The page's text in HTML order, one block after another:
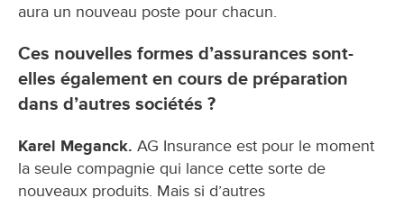
aura un nouveau poste pour chacun.
Ces nouvelles formes d’assurances sont-
elles également en cours de préparation
dans d’autres sociétés ?
Karel Meganck. AG Insurance est pour le moment
la seule compagnie qui lance cette sorte de
nouveaux produits. Mais si d’autres